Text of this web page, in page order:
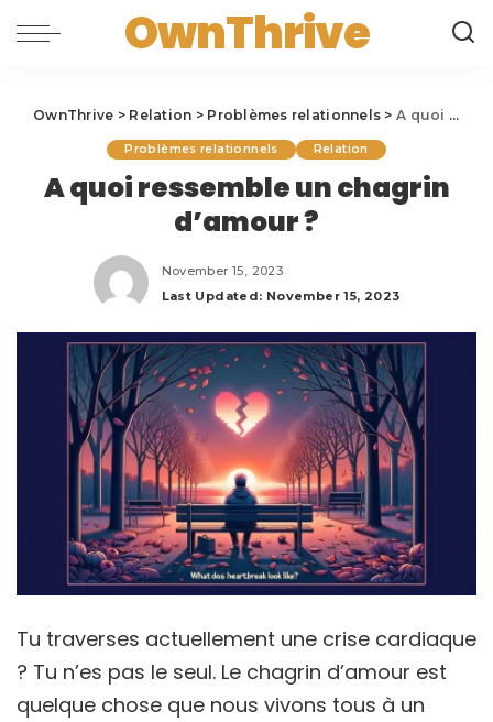
OwnThrive
OwnThrive > Relation > Problèmes relationnels > A quoi ressemble un chagrin d’amour ?
Problèmes relationnels Relation
A quoi ressemble un chagrin
d’amour ?
November 15, 2023
Last Updated: November 15, 2023
Tu traverses actuellement une crise cardiaque
? Tu n’es pas le seul. Le chagrin d’amour est
quelque chose que nous vivons tous à un